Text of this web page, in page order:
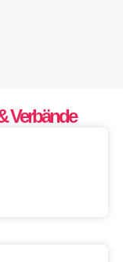
Verbände